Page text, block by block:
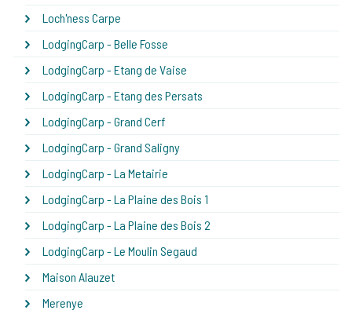
Loch'ness Carpe
LodgingCarp - Belle Fosse
LodgingCarp - Etang de Vaise
LodgingCarp - Etang des Persats
LodgingCarp - Grand Cerf
LodgingCarp - Grand Saligny
LodgingCarp - La Metairie
LodgingCarp - La Plaine des Bois 1
LodgingCarp - La Plaine des Bois 2
LodgingCarp - Le Moulin Segaud
Maison Alauzet
Merenye